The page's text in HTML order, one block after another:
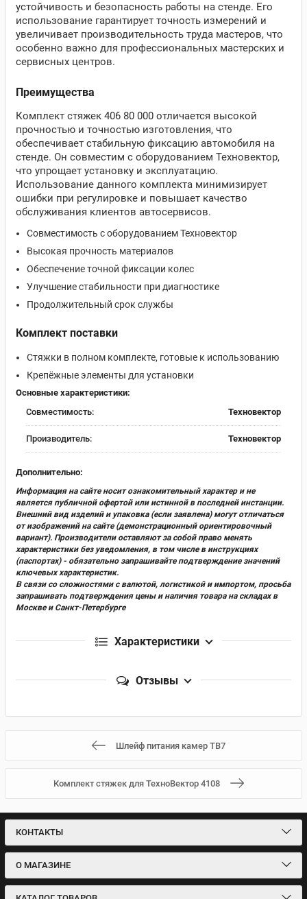
устойчивость и безопасность работы на стенде. Его
использование гарантирует точность измерений и
увеличивает производительность труда мастеров, что
особенно важно для профессиональных мастерских и
сервисных центров.
Преимущества
Комплект стяжек 406 80 000 отличается высокой
прочностью и точностью изготовления, что
обеспечивает стабильную фиксацию автомобиля на
стенде. Он совместим с оборудованием Техновектор,
что упрощает установку и эксплуатацию.
Использование данного комплекта минимизирует
ошибки при регулировке и повышает качество
обслуживания клиентов автосервисов.
Совместимость с оборудованием Техновектор
Высокая прочность материалов
Обеспечение точной фиксации колес
Улучшение стабильности при диагностике
Продолжительный срок службы
Комплект поставки
Стяжки в полном комплекте, готовые к использованию
Крепёжные элементы для установки
Основные характеристики:
Совместимость:
Техновектор
Производитель: Техновектор
Дополнительно:
Информация на сайте носит ознакомительный характер и не
является публичной офертой или истинной в последней инстанции.
Внешний вид изделий и упаковка (если заявлена) могут отличаться
от изображений на сайте (демонстрационный ориентировочный
вариант). Производители оставляют за собой право менять
характеристики без уведомления, в том числе в инструкциях
(паспортах) - обязательно запрашивайте подтверждение значений
ключевых характеристик.
В связи со сложностями с валютой, логистикой и импортом, просьба
запрашивать подтверждения цены и наличия товара на складах в
Москве и Санкт-Петербурге
Характеристики
Отзывы
Шлейф питания камер ТВ7
Комплект стяжек для ТехноВектор 4108
КОНТАКТЫ
О МАГАЗИНЕ